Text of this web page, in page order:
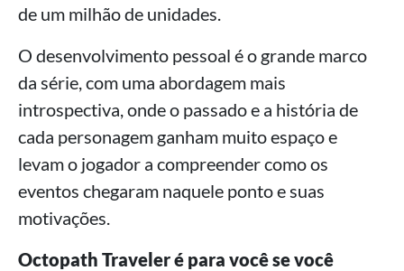
de um milhão de unidades.
O desenvolvimento pessoal é o grande marco
da série, com uma abordagem mais
introspectiva, onde o passado e a história de
cada personagem ganham muito espaço e
levam o jogador a compreender como os
eventos chegaram naquele ponto e suas
motivações.
Octopath Traveler é para você se você